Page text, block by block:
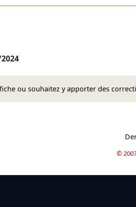
ou souhaitez y apporter des
©